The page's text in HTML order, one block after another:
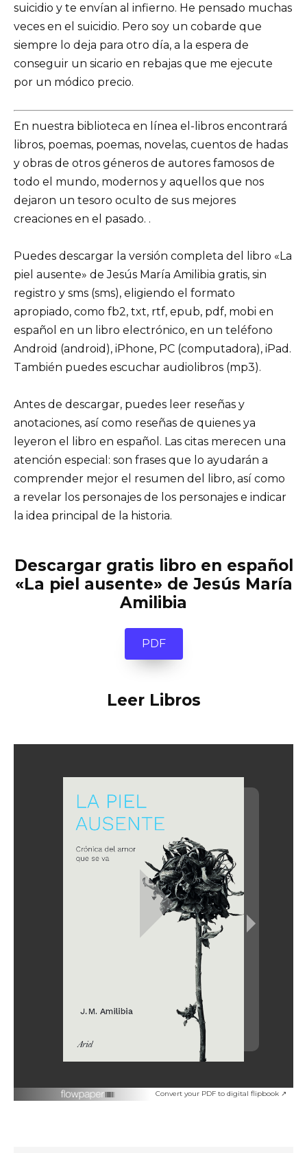
suicidio y te envían al infierno. He pensado muchas
veces en el suicidio. Pero soy un cobarde que
siempre lo deja para otro día, a la espera de
conseguir un sicario en rebajas que me ejecute
por un módico precio.
En nuestra biblioteca en línea el-libros encontrará
libros, poemas, poemas, novelas, cuentos de hadas
y obras de otros géneros de autores famosos de
todo el mundo, modernos y aquellos que nos
dejaron un tesoro oculto de sus mejores
creaciones en el pasado. .
Puedes descargar la versión completa del libro «La
piel ausente» de Jesús María Amilibia gratis, sin
registro y sms (sms), eligiendo el formato
apropiado, como fb2, txt, rtf, epub, pdf, mobi en
español en un libro electrónico, en un teléfono
Android (android), iPhone, PC (computadora), iPad.
También puedes escuchar audiolibros (mp3).
Antes de descargar, puedes leer reseñas y
anotaciones, así como reseñas de quienes ya
leyeron el libro en español. Las citas merecen una
atención especial: son frases que lo ayudarán a
comprender mejor el resumen del libro, así como
a revelar los personajes de los personajes e indicar
la idea principal de la historia.
Descargar gratis libro en español
«La piel ausente» de Jesús María
Amilibia
PDF
Leer Libros
Convert your PDF to digital flipbook ↗